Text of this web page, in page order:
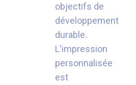
objectifs de
développement
durable.
L'impression
personnalisée
est